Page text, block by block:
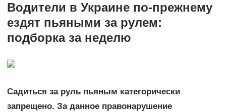
Водители в Украине по-прежнему
ездят пьяными за рулем:
подборка за неделю
Садиться за руль пьяным категорически
запрещено. За данное правонарушение